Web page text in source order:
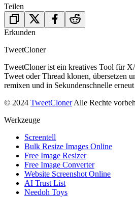
Teilen
Erkunden
TweetCloner
TweetCloner ist ein kreatives Tool für
Tweet oder Thread klonen, übersetzen
remixen und in Sekundenschnelle
© 2024 TweetCloner Alle Rechte
Werkzeuge
Screentell
Bulk Resize Images Online
Free Image Resizer
Free Image Converter
Website Screenshot Online
AI Trust List
Needoh Toys